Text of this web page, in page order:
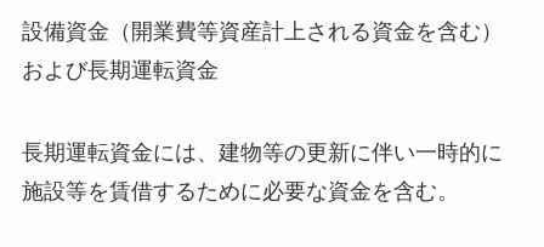
設備資金（開業費等資産計上される資金を含む）
および長期運転資金
長期運転資金には、建物等の更新に伴い一時的に
施設等を賃借するために必要な資金を含む。